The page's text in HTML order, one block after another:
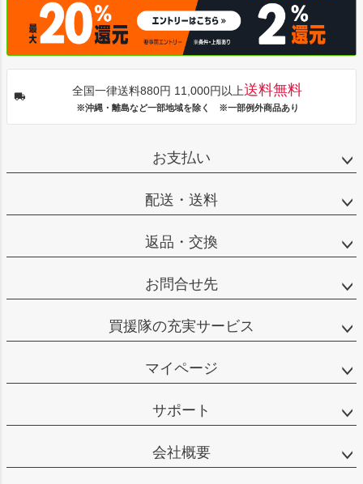
全国一律送料880円 11,000円以上送料無料
※沖縄・離島など一部地域を除く ※一部例外商品あり
お支払い
配送・送料
返品・交換
お問合せ先
買援隊の充実サービス
マイページ
サポート
会社概要